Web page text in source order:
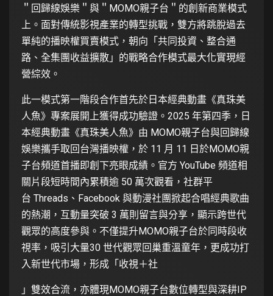
＂回歸線娛樂＂與＂MOMO親子台＂的創新商業模式
上。面對傳統影視產業的轉型挑戰，雙方將跳脫過去
單純的播映權買賣模式，朝向「共同投資、整合通
路、全集團收益擴散」的戰略合作模式最大化實現經
營綜效。
此一模式第一階段合作首先於日本經典動畫《真珠美
人魚》專案展開上獲得成功驗證。2025 年第四季，日
本經典動畫《真珠美人魚》由 MOMO親子台與回歸線
娛樂攜手取回台灣播映權，於 11 月 11 日於MOMO親
子台頻道首播即創下亮眼成績。官方 YouTube 頻道相
關片段短時間內累積逾 50 萬次觀看，社群平
台 Threads、Facebook 與動漫社團掀起合唱經典歌曲
的熱潮，互動量突破 3 萬則留言與分享，顯示跨世代
觀眾的高度參與。不僅提升MOMO親子台於同時段收
視率，吸引大量30 世代觀眾回巢重溫童年，更成功打
入新世代市場，形成「收視＋社
」雙效合流，亦體現MOMO親子台數位轉型與深耕IP